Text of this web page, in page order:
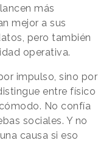
más
mejor a sus
pero también
operativa.
impulso, sino por
entre físico
No confía
sociales. Y no
causa si eso